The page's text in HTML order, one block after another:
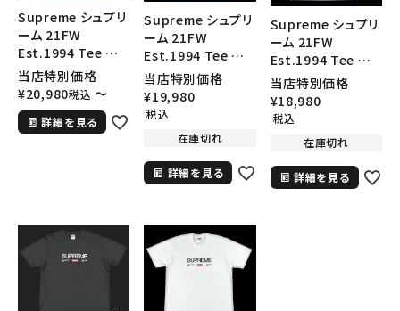
シーズンから探す
並び順
価格から探す
円 ～
絞り込んで検索する
Supreme シュプリ
ーム 21FW
Est.1994 Tee エ
スタブリッシュ1994
Tシャツ パープル
当店特別価格
¥20,980税込 〜
詳細を見る
Supreme シュプリ
ーム 21FW
Est.1994 Tee エ
スタブリッシュ1994
Tシャツ ターコイズ
当店特別価格
¥19,980
税込
在庫切れ
詳細を見る
Supreme シュプリ
ーム 21FW
Est.1994 Tee エ
スタブリッシュ1994
Tシャツ ヘザーグレ
ー
当店特別価格
¥18,980
税込
在庫切れ
詳細を見る